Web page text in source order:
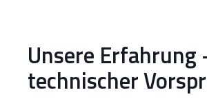
Unsere Erfahrung
technischer